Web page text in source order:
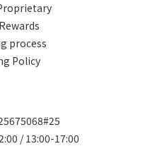
process
Policy
/ 13:00-17:00